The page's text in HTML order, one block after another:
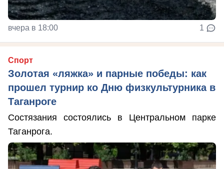
вчера в 18:00 1
Спорт
Золотая «ляжка» и парные победы: как
прошел турнир ко Дню физкультурника в
Таганроге
Состязания состоялись в Центральном парке
Таганрога.